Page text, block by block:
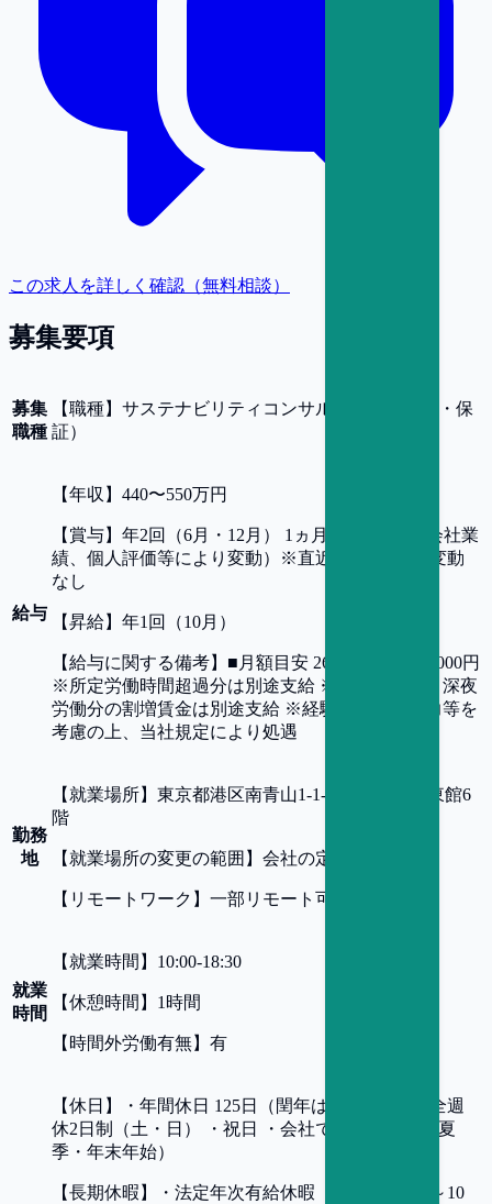
この求人を詳しく確認（無料相談）
募集要項
募集
職種
【職種】 サステナビリティコンサルタント（開示・保
証）
給与
【年収 】 440〜550万円
【 賞与】 年2回（6月・12月） 1ヵ月程度 ×2回 （会社業
績、個人評価等により変動）※直近5年間大きな変動
なし
【昇給】 年1回（10月）
【給与に関する備考】 ■月額目安 265,000円～350,000円
※所定労働時間超過分は別途支給 ※休日労働分、深夜
労働分の割増賃金は別途支給 ※経験・年齢・能力等を
考慮の上、当社規定により処遇
勤務
地
【 就業場所】 東京都港区南青山1-1-1 新青山ビル東館6
階
【 就業場所の変更の範囲 】 会社の定める場所
【 リモートワーク 】 一部リモート可
就業
時間
【 就業時間 】 10:00-18:30
【休憩時間 】 1時間
【 時間外労働有無】 有
【休日 】
・年間休日 125日（閏年は126日） ・完全週
休2日制（土・日） ・祝日 ・会社で定める休日（夏
季・年末年始）
【長期休暇 】
・法定年次有給休暇（入社日より0～10